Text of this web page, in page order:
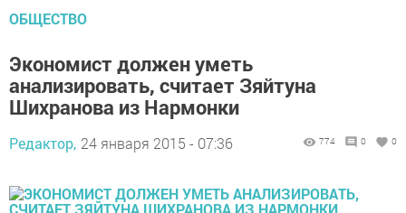
ОБЩЕСТВО
Экономист должен уметь
анализировать, считает Зяйтуна
Шихранова из Нармонки
Редактор, 24 января 2015 - 07:36 774 0 0